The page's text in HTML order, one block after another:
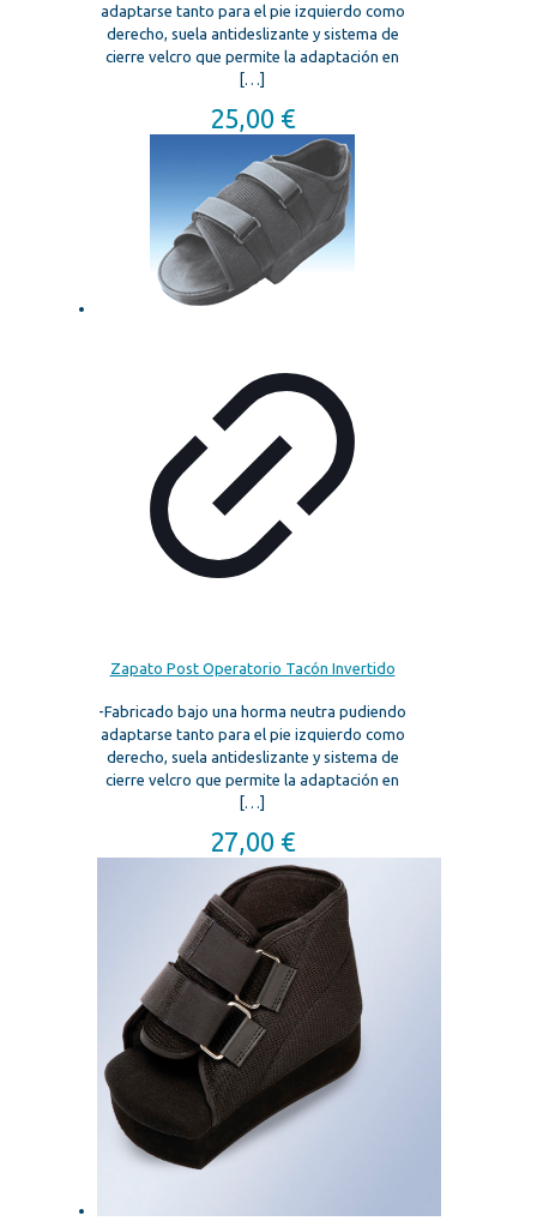
adaptarse tanto para el pie izquierdo como
derecho, suela antideslizante y sistema de
cierre velcro que permite la adaptación en
[…]
25,00 €
Zapato Post Operatorio Tacón Invertido
-Fabricado bajo una horma neutra pudiendo
adaptarse tanto para el pie izquierdo como
derecho, suela antideslizante y sistema de
cierre velcro que permite la adaptación en
[…]
27,00 €